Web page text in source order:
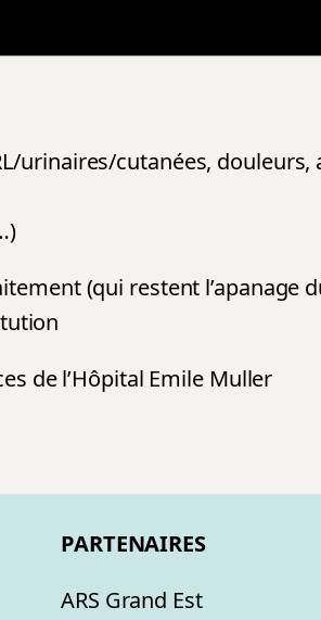
urinaires/cutanées,
(qui restent l’apanage
de l’Hôpital Emile Muller
PARTENAIRES
ARS Grand Est